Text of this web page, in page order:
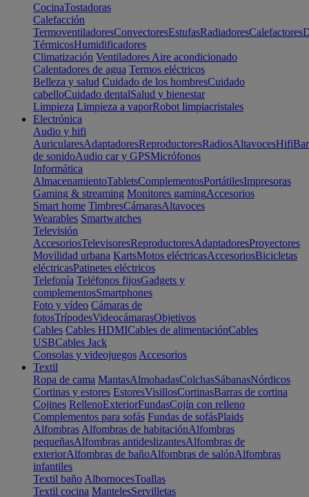
CocinaTostadoras
Calefacción
TermoventiladoresConvectoresEstufasRadiadoresCalefactores
TérmicosHumidificadores
Climatización Ventiladores Aire acondicionado
Calentadores de agua Termos eléctricos
Belleza y salud Cuidado de los hombresCuidado
cabelloCuidado dentalSalud y bienestar
Limpieza Limpieza a vaporRobot limpiacristales
Electrónica
Audio y hifi
AuricularesAdaptadoresReproductoresRadiosAltavocesHifi
de sonidoAudio car y GPSMicrófonos
Informática
AlmacenamientoTabletsComplementosPortátilesImpresoras
Gaming & streaming Monitores gamingAccesorios
Smart home TimbresCámarasAltavoces
Wearables Smartwatches
Televisión
AccesoriosTelevisoresReproductoresAdaptadoresProyectores
Movilidad urbana KartsMotos eléctricasAccesoriosBicicletas
eléctricasPatinetes eléctricos
Telefonía Teléfonos fijosGadgets y
complementosSmartphones
Foto y vídeo Cámaras de
fotosTrípodesVideocámarasObjetivos
Cables Cables HDMICables de alimentaciónCables
USBCables Jack
Consolas y videojuegos Accesorios
Textil
Ropa de cama MantasAlmohadasColchasSábanasNórdicos
Cortinas y estores EstoresVisillosCortinasBarras de cortina
Cojines RellenoExteriorFundasCojín con relleno
Complementos para sofás Fundas de sofásPlaids
Alfombras Alfombras de habitaciónAlfombras
pequeñasAlfombras antideslizantesAlfombras de
exteriorAlfombras de bañoAlfombras de salónAlfombras
infantiles
Textil baño AlbornocesToallas
Textil cocina MantelesServilletas